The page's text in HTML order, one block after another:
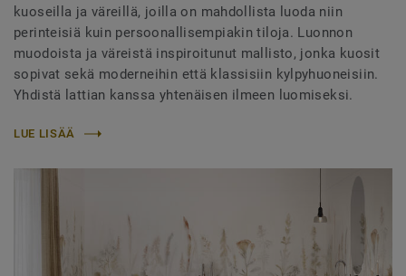
kuoseilla ja väreillä, joilla on mahdollista luoda niin
perinteisiä kuin persoonallisempiakin tiloja. Luonnon
muodoista ja väreistä inspiroitunut mallisto, jonka kuosit
sopivat sekä moderneihin että klassisiin kylpyhuoneisiin.
Yhdistä lattian kanssa yhtenäisen ilmeen luomiseksi.
LUE LISÄÄ